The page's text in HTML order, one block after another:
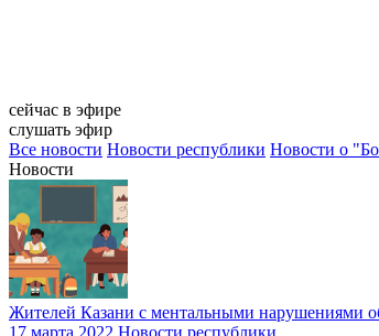
сейчас в эфире
слушать эфир
Все новости Новости республики Новости о
Новости
Жителей Казани с ментальными нарушениями